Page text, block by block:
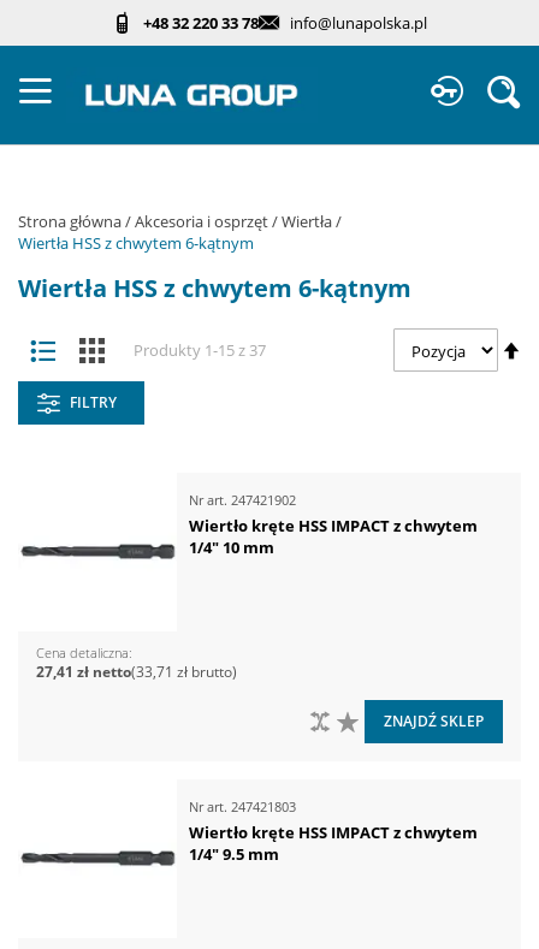
+48 32 220 33 78 info@lunapolska.pl
Strona główna Akcesoria i osprzęt
Wiertła
Wiertła HSS z chwytem 6-kątnym
Wiertła HSS z chwytem 6-kątnym
Zobacz
jako
Lista KafelkiProdukty 1-15z 37
FILTRY
Nr art. 247421902
Wiertło kręte HSS IMPACT z chwytem
1/4" 10 mm
Cena detaliczna
33,71 zł
27,41 zł
DO LISTY ŻYCZEŃ
DO PORÓWNANIA
ZNAJDŹ SKLEP
Nr art. 247421803
Wiertło kręte HSS IMPACT z chwytem
1/4" 9.5 mm